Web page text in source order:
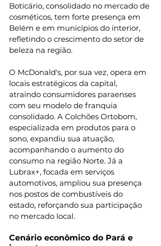
Boticário, consolidado no mercado de
cosméticos, tem forte presença em
Belém e em municípios do interior,
refletindo o crescimento do setor de
beleza na região.
O McDonald's, por sua vez, opera em
locais estratégicos da capital,
atraindo consumidores paraenses
com seu modelo de franquia
consolidado. A Colchões Ortobom,
especializada em produtos para o
sono, expandiu sua atuação,
acompanhando o aumento do
consumo na região Norte. Já a
Lubrax+, focada em serviços
automotivos, ampliou sua presença
nos postos de combustíveis do
estado, reforçando sua participação
no mercado local.
Cenário econômico do Pará e